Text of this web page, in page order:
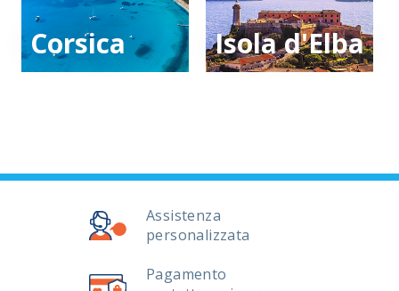
Corsica Isola d'Elba
Assistenza
personalizzata
Pagamento